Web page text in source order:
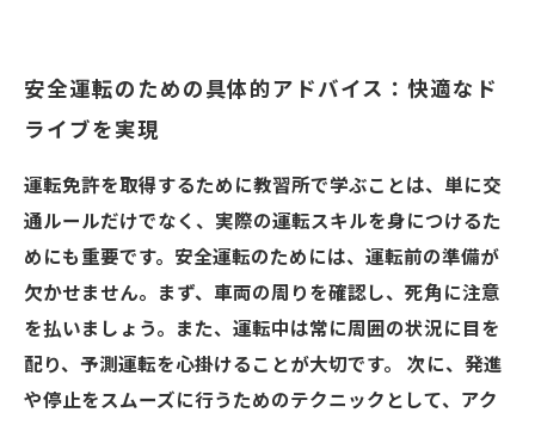
安全運転のための具体的アドバイス：快適なド
ライブを実現
運転免許を取得するために教習所で学ぶことは、単に交
通ルールだけでなく、実際の運転スキルを身につけるた
めにも重要です。安全運転のためには、運転前の準備が
欠かせません。まず、車両の周りを確認し、死角に注意
を払いましょう。また、運転中は常に周囲の状況に目を
配り、予測運転を心掛けることが大切です。 次に、発進
や停止をスムーズに行うためのテクニックとして、アク